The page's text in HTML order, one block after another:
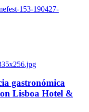
153-190427-
gastronómica
Lisboa Hotel &